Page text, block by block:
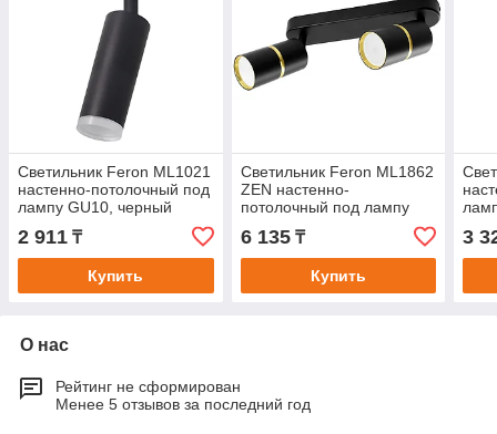
Светильник Feron ML1021
настенно-потолочный под
лампу GU10, черный
2 911 ₸
Купить
Светильник Feron ML1862
ZEN настенно-
потолочный под лампу
GU10, чёрный, золото
6 135₸
Купить
3
О нас
Рейтинг не сформирован
Менее 5 отзывов за последний год